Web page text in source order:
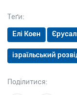
Теґи:
Елі Коен
ізраїльський
Поділитися: